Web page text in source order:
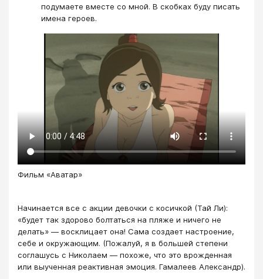
подумаете вместе со мной. В скобках буду писать
имена героев.
Фильм «Аватар»
Начинается все с акции девочки с косичкой (Тай Ли):
«будет так здорово болтаться на пляже и ничего не
делать» — восклицает она! Сама создает настроение,
себе и окружающим. (Пожалуй, я в большей степени
соглашусь с Николаем — похоже, что это врожденная
или выученная реактивная эмоция. Гамалеев Александр).